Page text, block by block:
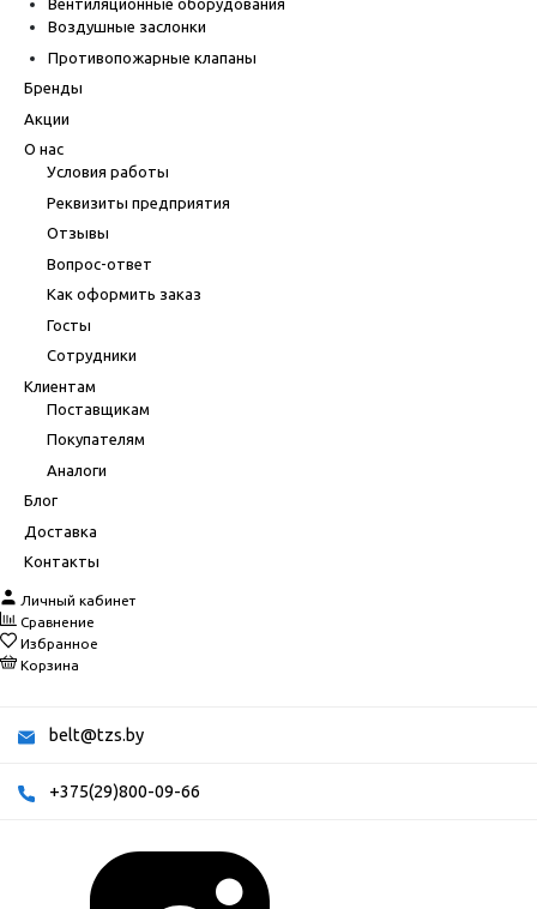
Вентиляционные оборудования
Воздушные заслонки
Противопожарные клапаны
Бренды
Акции
О нас
Условия работы
Реквизиты предприятия
Отзывы
Вопрос-ответ
Как оформить заказ
Госты
Сотрудники
Клиентам
Поставщикам
Покупателям
Аналоги
Блог
Доставка
Контакты
Личный кабинет
Сравнение
Избранное
Корзина
belt@tzs.by
+375(29)800-09-66